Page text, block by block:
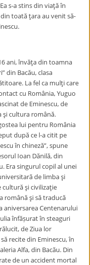
s-a stins din viaţă în
toată ţara au venit să-
ani, învăţa din toamna
din Bacău, clasa
La fel ca mulţi care
cu România, Yuguo
de Eminescu, de
şi cultura română.
lui pentru România
după ce l-a citit pe
în chineză”, spune
Ioan Dănilă, din
Era singurul copil al unei
de limba şi
şi civilizaţie
română şi să traducă
aniversarea Centenarului
înfășurat în steaguri
de Ziua lor
recite din Eminescu, în
Alfa, din Bacău. Din
de un accident mortal